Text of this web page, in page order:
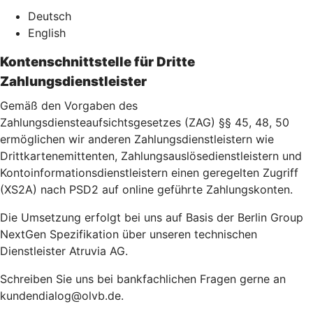
Deutsch
English
Kontenschnittstelle für Dritte
Zahlungsdienstleister
Gemäß den Vorgaben des
Zahlungsdiensteaufsichtsgesetzes (ZAG) §§ 45, 48, 50
ermöglichen wir anderen Zahlungsdienstleistern wie
Drittkartenemittenten, Zahlungsauslösedienstleistern und
Kontoinformationsdienstleistern einen geregelten Zugriff
(XS2A) nach PSD2 auf online geführte Zahlungskonten.
Die Umsetzung erfolgt bei uns auf Basis der Berlin Group
NextGen Spezifikation über unseren technischen
Dienstleister Atruvia AG.
Schreiben Sie uns bei bankfachlichen Fragen gerne an
kundendialog@olvb.de.